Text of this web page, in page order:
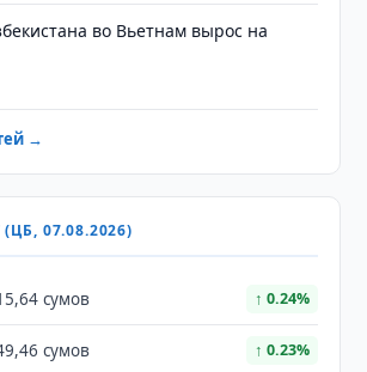
во Вьетнам вырос на
→
07.08.2026)
сумов ↑ 0.24%
сумов ↑ 0.23%